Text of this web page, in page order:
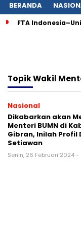
BERANDA
FTA
TopikWakil
Nasional
Dikabarkan akan
Menteri BUMN di
Gibran, Inilah Profil
Setiawan
Senin, 26 Februari 2024 -